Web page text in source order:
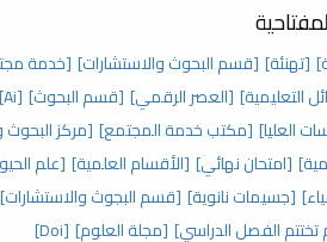
[تهنئة] [قسم البحوث والاستشارات] [خدمة
التعليمية] [العصر الرقمي] [قسم البحوث] [Ai]
العليا] [مكتب خدمة المجتمع] [مركز البحوث
[امتحان نهائي] [الأقسام العلمية] [علم
[جسيمات نانوية] [قسم البجوث والاستشارات]
تختتم الفصل الدراسي] [مجلة العلوم] [Doi]